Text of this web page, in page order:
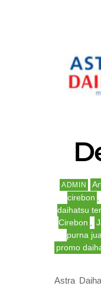
ADMIN
cirebon ,
daihatsu
Cirebon ,
purna
promo
Astra